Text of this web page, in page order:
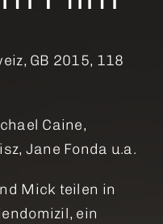
GB 2015, 118
Caine,
Jane Fonda u.a.
Mick teilen in
ein